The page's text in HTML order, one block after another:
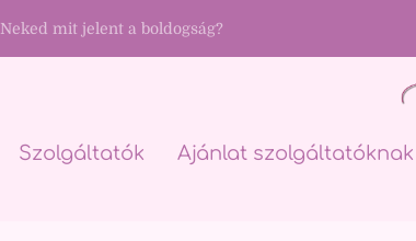
Neked mit jelent a boldogság?
Szolgáltatók Ajánlat szolgáltatóknak